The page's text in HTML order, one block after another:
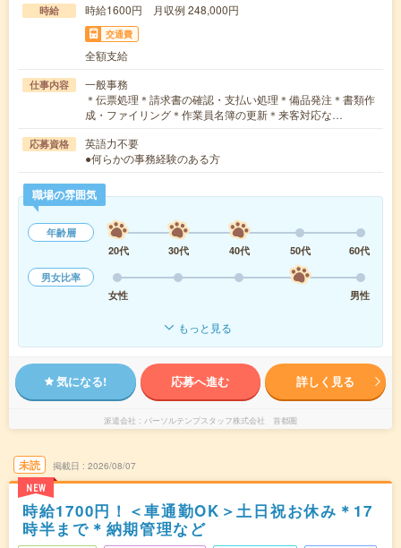
時給 時給1600円 月収例 248,000円
交通費
全額支給
仕事内容
一般事務
＊伝票処理＊請求書の確認・支払い処理＊備品発注＊書類作
成・ファイリング＊作業員名簿の更新＊来客対応な…
応募資格
英語力不要
●何らかの事務経験のある方
職場の雰囲気
年齢層
20代
30代 40代 50代
60代
男女比率
女性
男性
もっと見る
気になる! 応募へ進む 詳しく見る
派遣会社 パーソルテンプスタッフ株式会社 首都圏
未読
NEW
掲載日 2026/08/07
時給1700円！＜車通勤OK＞土日祝お休み＊17
時半まで＊納期管理など